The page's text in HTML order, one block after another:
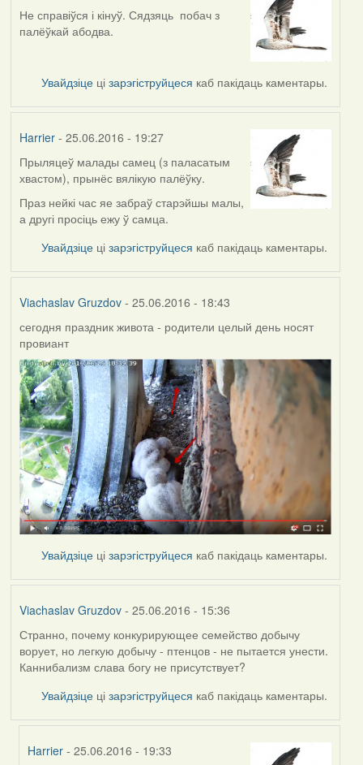
Не справіўся і кінуў. Сядзяць побач з
палёўкай абодва.
Увайдзіце цізарэгіструйцеся каб пакідаць каментары.
Harrier- 25.06.2016 - 19:27
Прыляцеў малады самец (з паласатым
хвастом), прынёс вялікую палёўку.
Праз нейкі час яе забраў старэйшы малы,
а другі просіць ежу ў самца.
Увайдзіце цізарэгіструйцеся каб пакідаць каментары.
Viachaslav Gruzdov- 25.06.2016 - 18:43
сегодня праздник живота - родители целый день носят
провиант
Увайдзіце цізарэгіструйцеся каб пакідаць каментары.
Viachaslav Gruzdov- 25.06.2016 - 15:36
Странно, почему конкурирующее семейство добычу
ворует, но легкую добычу - птенцов - не пытается унести.
Каннибализм слава богу не присутствует?
Увайдзіце цізарэгіструйцеся каб пакідаць каментары.
Harrier - 25.06.2016 - 19:33